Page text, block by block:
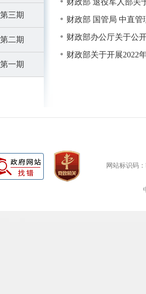
三期
二期
一期
财政部 退役军人部关
财政部 国管局 中直
财政部办公厅关于公
财政部关于开展2022
网站标识码